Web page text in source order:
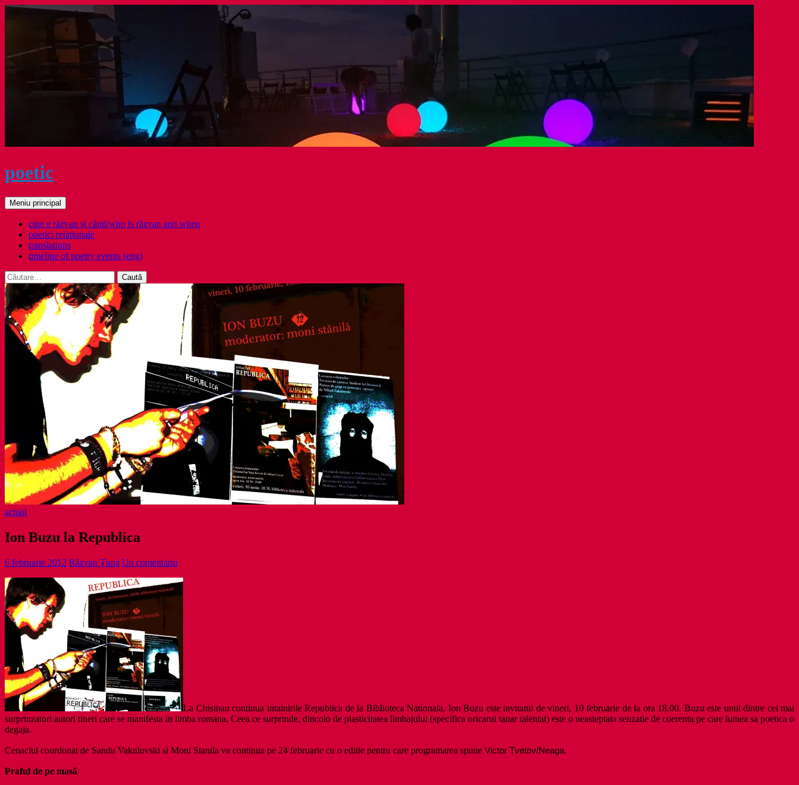
Sari
poetic
Caută
Meniu principal
cine e răzvan și când/who is răzvan and when
poetici relaţionale
translations
timeline of poetry events (eng)
Caută
după:
actual
Ion Buzu la Republica
6 februarie 2012 Răzvan Țupa Un comentariu
La Chisinau continua intalnirile Republica de la Biblioteca Nationala. Ion Buzu este invitatul de vineri, 10 februarie de la ora 18.00. Buzu este unul dintre cei mai
surprinzatori autori tineri care se manifesta in limba romana. Ceea ce surprinde, dincolo de plasticitatea limbajului (specifica oricarui tanar talentat) este o neasteptata senzatie de coerenta pe care lumea sa poetica o
degaja.
Cenaclul coordonat de Sandu Vakulovski si Moni Stanila va continua pe 24 februarie cu o editie pentru care programarea spune Victor Țvetov/Neaga.
Praful de pe masă